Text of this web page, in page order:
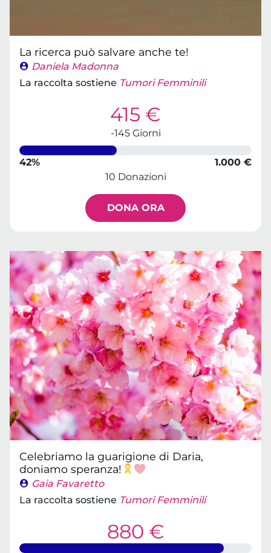
La ricerca può salvare anche te!
Daniela Madonna
La raccolta sostiene Tumori Femminili
415 €
-145 Giorni
42%
1.000 €
10 Donazioni
DONA ORA
Celebriamo la guarigione di Daria,
doniamo speranza!
Gaia Favaretto
La raccolta sostiene Tumori Femminili
880 €